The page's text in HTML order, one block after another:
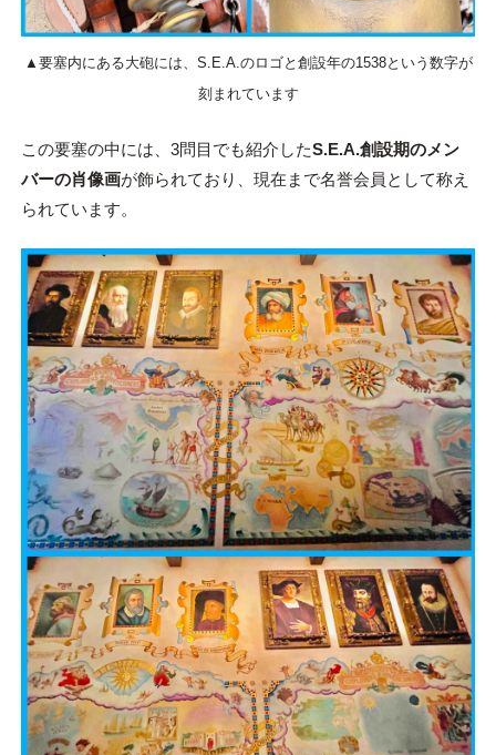
▲要塞内にある大砲には、S.E.A.のロゴと創設年の1538という数字が
刻まれています
この要塞の中には、3問目でも紹介したS.E.A.創設期のメン
バーの肖像画が飾られており、現在まで名誉会員として称え
られています。